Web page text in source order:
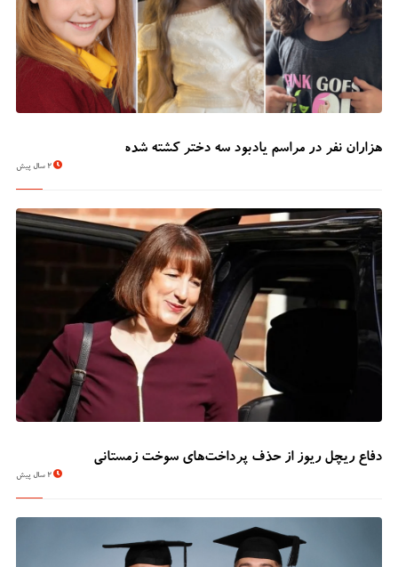
هزاران نفر در مراسم یادبود سه دختر کشته شده
2 سال پیش
دفاع ریچل ریوز از حذف پرداخت‌های سوخت زمستانی
2 سال پیش